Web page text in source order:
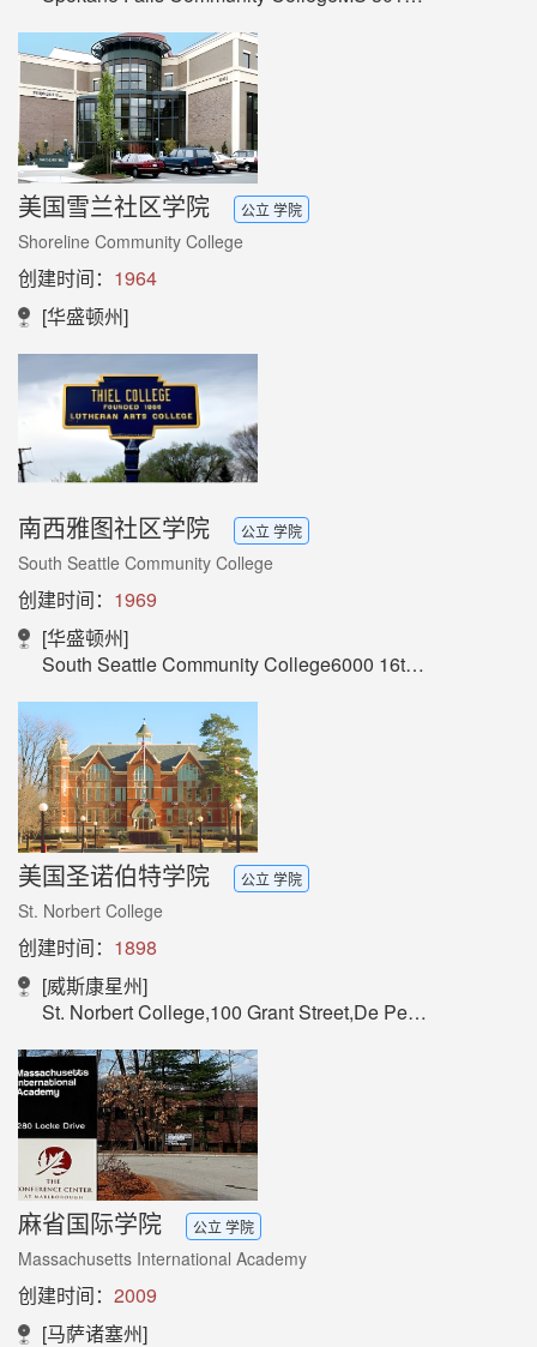
美国雪兰社区学院 公立 学院
Shoreline Community College
创建时间： 1964
[华盛顿州]
南西雅图社区学院 公立 学院
South Seattle Community College
创建时间： 1969
[华盛顿州]
South Seattle Community College6000 16th Ave SWInternational ProgramsSeattle, WA 98106-1499
美国圣诺伯特学院 公立 学院
St. Norbert College
创建时间： 1898
[威斯康星州]
St. Norbert College,100 Grant Street,De Pere,WI 54115-2099
麻省国际学院 公立 学院
Massachusetts International Academy
创建时间： 2009
[马萨诸塞州]